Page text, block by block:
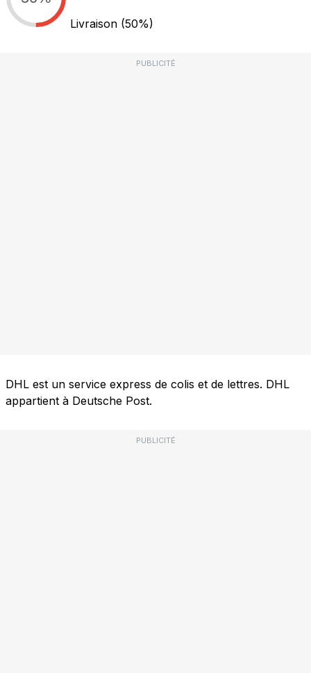
Livraison (50%)
PUBLICITÉ
DHL est un service express de colis et de lettres. DHL
appartient à Deutsche Post.
PUBLICITÉ